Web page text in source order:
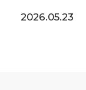
2026.05.23